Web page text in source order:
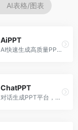
AI表格/图表
AiPPT
AI快速生成高质量PPT平台，支持主题定制。面向职场人士和学生，提供一键生成、模板选择、内容优化等服务，PPT制作速度快，设计质量高。
ChatPPT
对话生成PPT平台，支持自然语言交互创作。面向职场人士和教育工作者，通过对话方式完成PPT制作，交互体验友好，创作过程直观。